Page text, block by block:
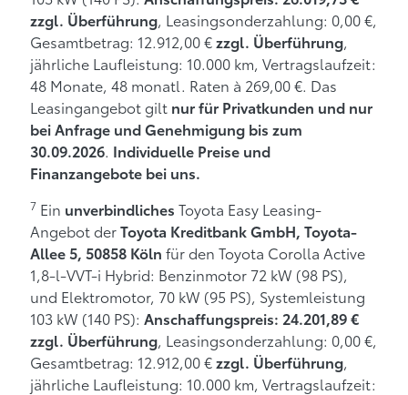
zzgl. Überführung, Leasingsonderzahlung: 0,00 €,
Gesamtbetrag: 12.912,00 €zzgl. Überführung,
jährliche Laufleistung: 10.000 km, Vertragslaufzeit:
48 Monate, 48 monatl. Raten à 269,00 €. Das
Leasingangebot gilt nur für Privatkunden und nur
bei Anfrage und Genehmigung bis zum
30.09.2026. Individuelle Preise und
Finanzangebote bei uns.
7 Ein unverbindliches Toyota Easy Leasing-
Angebot derToyota Kreditbank GmbH, Toyota-
Allee 5, 50858 Köln für den Toyota Corolla Active
1,8-l-VVT-i Hybrid: Benzinmotor 72 kW (98 PS),
und Elektromotor, 70 kW (95 PS), Systemleistung
103 kW (140 PS): Anschaffungspreis: 24.201,89 €
zzgl. Überführung, Leasingsonderzahlung: 0,00 €,
Gesamtbetrag: 12.912,00 €zzgl. Überführung,
jährliche Laufleistung: 10.000 km, Vertragslaufzeit: